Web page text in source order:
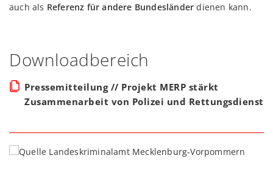
auch als Referenz für andere Bundesländer dienen kann.
Downloadbereich
Pressemitteilung // Projekt MERP stärkt
Zusammenarbeit von Polizei und Rettungsdienst